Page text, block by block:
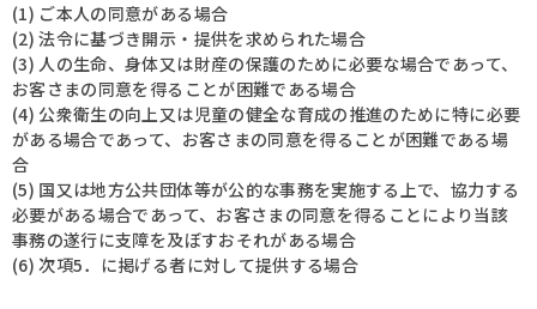
(1) ご本人の同意がある場合
(2) 法令に基づき開示・提供を求められた場合
(3) 人の生命、身体又は財産の保護のために必要な場合であって、
お客さまの同意を得ることが困難である場合
(4) 公衆衛生の向上又は児童の健全な育成の推進のために特に必要
がある場合であって、お客さまの同意を得ることが困難である場
合
(5) 国又は地方公共団体等が公的な事務を実施する上で、協力する
必要がある場合であって、お客さまの同意を得ることにより当該
事務の遂行に支障を及ぼすおそれがある場合
(6) 次項5．に掲げる者に対して提供する場合